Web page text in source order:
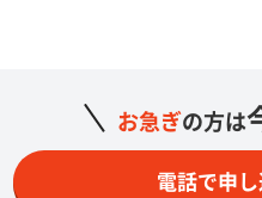
お急ぎの方は
電話で申し